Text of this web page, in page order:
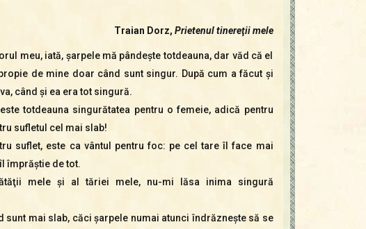
Traian Dorz, Prietenul tinereţii mele
meu, iată, şarpele mă pândeşte totdeauna, dar văd că el
de mine doar când sunt singur. După cum a făcut şi
când şi ea era tot singură.
totdeauna singurătatea pentru o femeie, adică pentru
sufletul cel mai slab!
suflet, este ca vântul pentru foc: pe cel tare îl face mai
împrăştie de tot.
mele şi al tăriei mele, nu-mi lăsa inima singură
sunt mai slab, căci şarpele numai atunci îndrăzneşte să se